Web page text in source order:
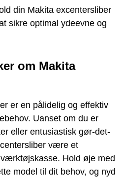
din Makita excentersliber
sikre optimal ydeevne og
om Makita
er en pålidelig og effektiv
Uanset om du er
eller entusiastisk gør-det-
være et
Hold øje med
model til dit behov, og nyd